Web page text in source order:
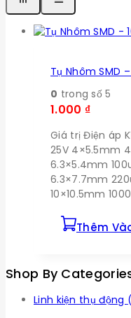
Tụ Nhôm SMD
0 trong số 5
1.000 ₫
Giá trị Điện áp
25V 4×5.5mm
6.3×5.4mm
6.3×7.7mm
10×10.5mm
Thêm
Shop By
Linh kiện thụ động